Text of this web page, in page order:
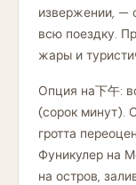
извержении, —
всю поездку.
жары и
Опция на下午:
(сорок минут).
гротта
Фуникулер на
на остров,